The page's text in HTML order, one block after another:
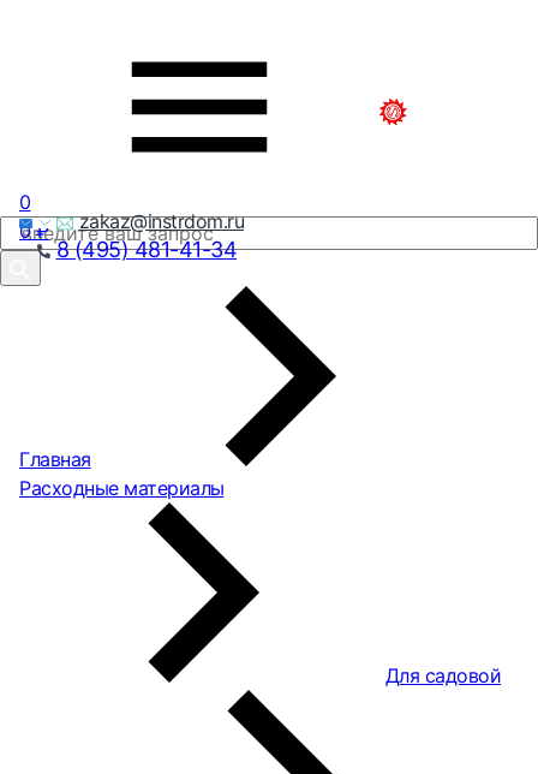
zakaz@instrdom.ru
8 (495) 481-41-34
0
0₽
Главная
Расходные материалы
Для садовой